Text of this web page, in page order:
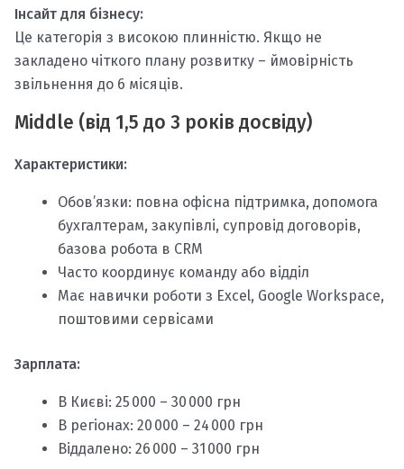
Інсайт для бізнесу:
Це категорія з високою плинністю. Якщо не
закладено чіткого плану розвитку – ймовірність
звільнення до 6 місяців.
Middle (від 1,5 до 3 років досвіду)
Характеристики:
Обов’язки: повна офісна підтримка, допомога
бухгалтерам, закупівлі, супровід договорів,
базова робота в CRM
Часто координує команду або відділ
Має навички роботи з Excel, Google Workspace,
поштовими сервісами
Зарплата:
В Києві: 25 000 – 30 000 грн
В регіонах: 20 000 – 24 000 грн
Віддалено: 26 000 – 31 000 грн